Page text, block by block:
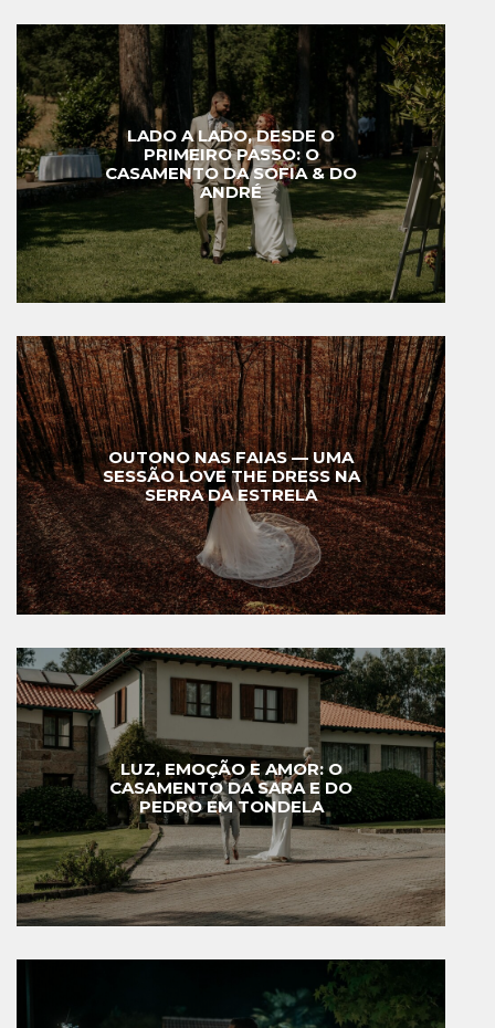
LADO A LADO, DESDE O
PRIMEIRO PASSO: O
CASAMENTO DA SOFIA & DO
ANDRÉ
OUTONO NAS FAIAS — UMA
SESSÃO LOVE THE DRESS NA
SERRA DA ESTRELA
LUZ, EMOÇÃO E AMOR: O
CASAMENTO DA SARA E DO
PEDRO EM TONDELA